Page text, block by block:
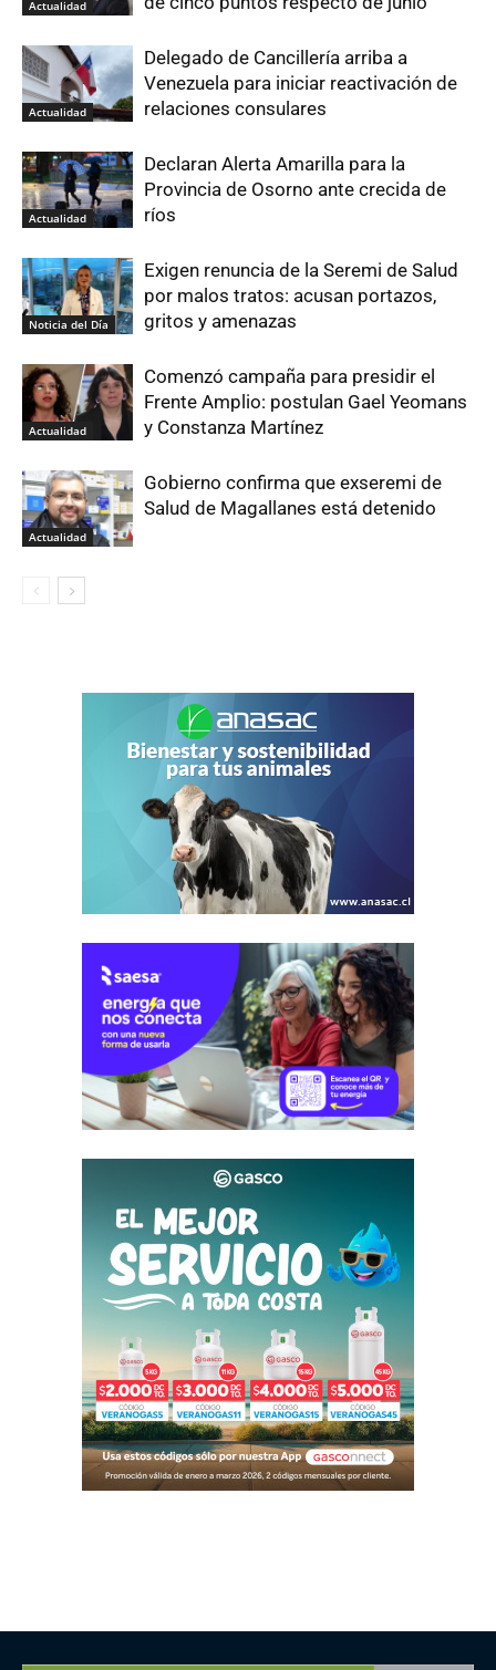
Actualidad
Actualidad
Delegado de Cancillería arriba a
Venezuela para iniciar reactivación de
relaciones consulares
Actualidad
Declaran Alerta Amarilla para la
Provincia de Osorno ante crecida de
ríos
Noticia del Día
Exigen renuncia de la Seremi de Salud
por malos tratos: acusan portazos,
gritos y amenazas
Actualidad
Comenzó campaña para presidir el
Frente Amplio: postulan Gael Yeomans
y Constanza Martínez
Actualidad
Gobierno confirma que exseremi de
Salud de Magallanes está detenido